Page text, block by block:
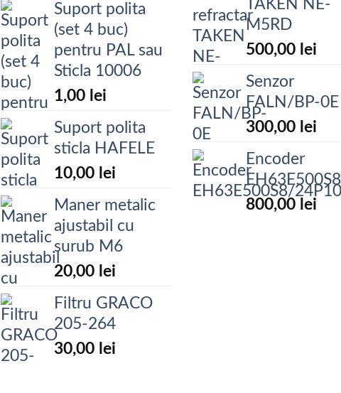
Suport polita
(set 4 buc)
pentru PAL sau
Sticla 10006
1,00 lei
Suport polita
sticla HAFELE
10,00 lei
Maner metalic
ajustabil cu
surub M6
20,00 lei
Filtru GRACO
205-264
30,00 lei
TAKEN NE-
M5RD
500,00 lei
Senzor
FALN/BP-0E
300,00 lei
Encoder
EH63E500S8/
800,00 lei